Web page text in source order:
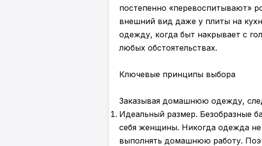
постепенно «перевоспитывают»
внешний вид даже у плиты на
одежду, когда быт накрывает с
любых обстоятельствах.
Ключевые принципы выбора
Заказывая домашнюю одежду,
Идеальный размер. Безобразные
себя женщины. Никогда одежда
выполнять домашнюю работу.